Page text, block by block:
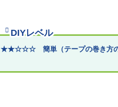
DIYレベル
★★☆☆☆ 簡単（テープの巻き方の